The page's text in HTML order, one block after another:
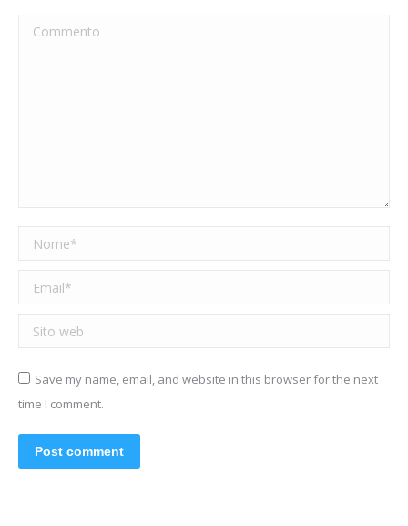
Commento
Nome *
Email *
Sito web
Save my name, email, and website in this browser for the next
time I comment.
Post comment